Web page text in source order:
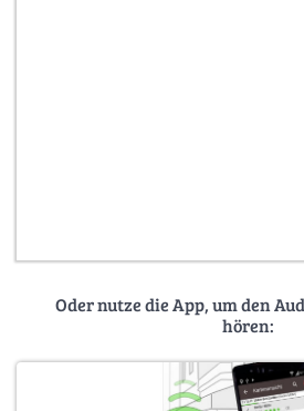
Oder nutze die App, um den
hören: